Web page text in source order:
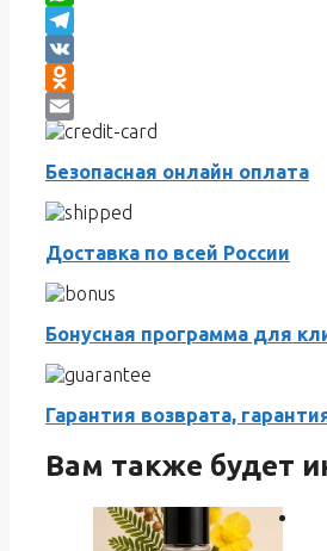
WhatsApp
Telegram
VK
Odnoklassniki
Email
Безопасная онлайн оплата
Доставка по всей России
Бонусная программа для
Гарантия возврата,
Вам также будет